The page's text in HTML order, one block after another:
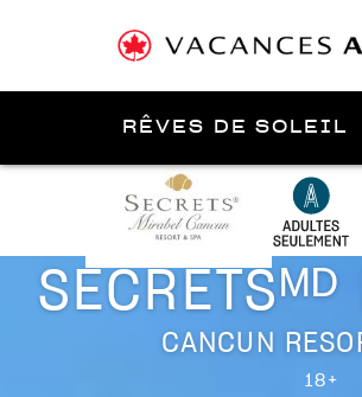
RÊVES DE SOLEIL
Cancún
CANCUN
18+